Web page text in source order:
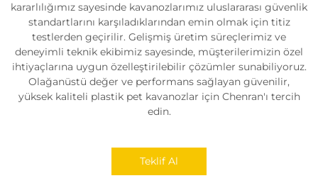
kararlılığımız sayesinde kavanozlarımız uluslararası güvenlik
standartlarını karşıladıklarından emin olmak için titiz
testlerden geçirilir. Gelişmiş üretim süreçlerimiz ve
deneyimli teknik ekibimiz sayesinde, müşterilerimizin özel
ihtiyaçlarına uygun özelleştirilebilir çözümler sunabiliyoruz.
Olağanüstü değer ve performans sağlayan güvenilir,
yüksek kaliteli plastik pet kavanozlar için Chenran'ı tercih
edin.
Teklif Al